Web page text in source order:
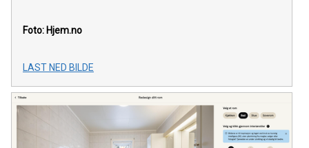
Foto: Hjem.no
LAST NED BILDE